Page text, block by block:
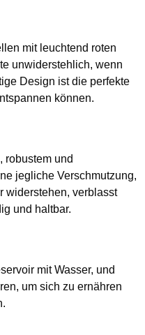
mit leuchtend roten
unwiderstehlich, wenn
Design ist die perfekte
können.
robustem und
jegliche Verschmutzung,
widerstehen, verblasst
und haltbar.
mit Wasser, und
um sich zu ernähren